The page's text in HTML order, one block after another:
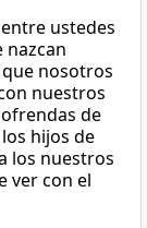
ustedes
nazcan
nosotros
nuestros
de
hijos de
los nuestros
ver con el